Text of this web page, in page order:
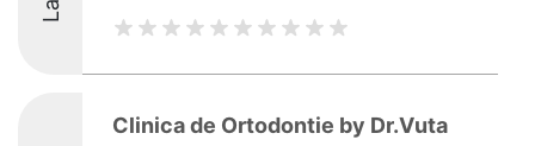
Clinica de Ortodontie by Dr.Vuta